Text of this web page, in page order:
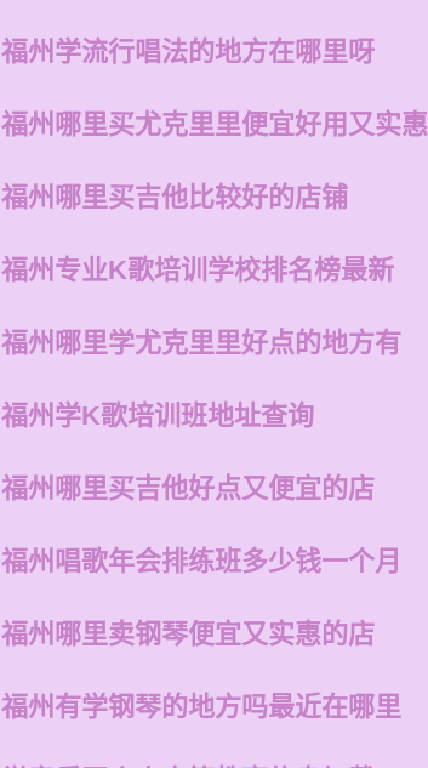
福州学流行唱法的地方在哪里呀
福州哪里买尤克里里便宜好用又实惠
福州哪里买吉他比较好的店铺
福州专业K歌培训学校排名榜最新
福州哪里学尤克里里好点的地方有
福州学K歌培训班地址查询
福州哪里买吉他好点又便宜的店
福州唱歌年会排练班多少钱一个月
福州哪里卖钢琴便宜又实惠的店
福州有学钢琴的地方吗最近在哪里